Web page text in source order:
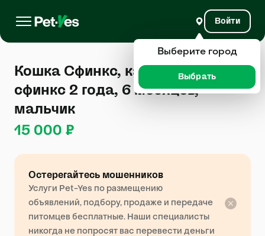
Войти
Кошка Сфинкс, канадский
сфинкс 2 года, 6 месяцев,
мальчик
15 000 ₽
Остерегайтесь мошенников
Услуги Pet-Yes по размещению
объявлений, подбору, продаже и передаче
питомцев бесплатные. Наши специалисты
никогда не попросят вас перевести деньги
Выберите город
Выбрать